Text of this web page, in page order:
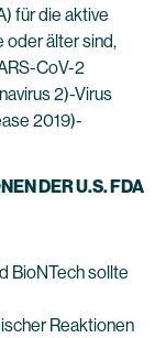
für die aktive
oder älter sind,
CoV-2
2)-Virus
2019)-
DER U.S. FDA
BioNTech sollte
Reaktionen